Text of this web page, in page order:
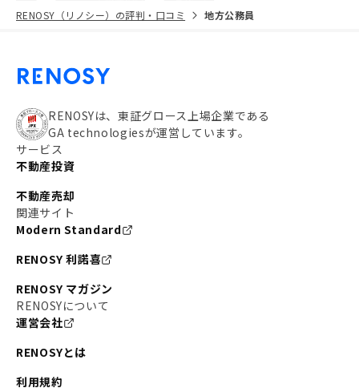
RENOSY（リノシー）の評判・口コミ
地方公務員
RENOSYは、東証グロース上場企業である
GA technologiesが運営しています。
サービス
不動産投資
不動産売却
関連サイト
Modern Standard
RENOSY 利諾喜
RENOSY マガジン
RENOSYについて
運営会社
RENOSYとは
利用規約